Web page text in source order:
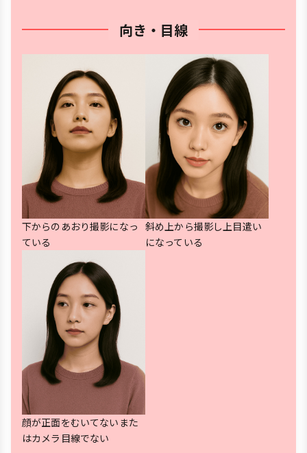
向き・目線
下からのあおり撮影になっ
ている
斜め上から撮影し上目遣い
になっている
顔が正面をむいてないまた
はカメラ目線でない